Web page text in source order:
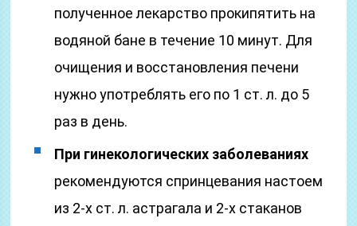
полученное лекарство прокипятить на
водяной бане в течение 10 минут. Для
очищения и восстановления печени
нужно употреблять его по 1 ст. л. до 5
раз в день.
При гинекологических заболеваниях
рекомендуются спринцевания настоем
из 2-х ст. л. астрагала и 2-х стаканов